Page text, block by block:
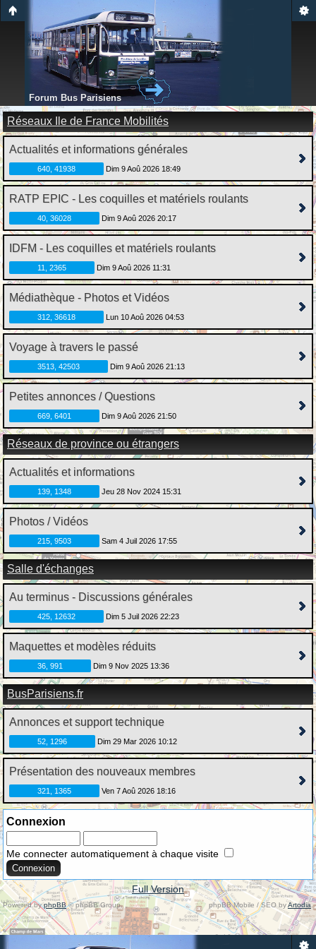
Forum Bus Parisiens
Réseaux Ile de France Mobilités
Actualités et informations générales
640, 41938 Dim 9 Aoû 2026 18:49
RATP EPIC - Les coquilles et matériels roulants
40, 36028 Dim 9 Aoû 2026 20:17
IDFM - Les coquilles et matériels roulants
11, 2365 Dim 9 Aoû 2026 11:31
Médiathèque - Photos et Vidéos
312, 36618 Lun 10 Aoû 2026 04:53
Voyage à travers le passé
3513, 42503 Dim 9 Aoû 2026 21:13
Petites annonces / Questions
669, 6401 Dim 9 Aoû 2026 21:50
Réseaux de province ou étrangers
Actualités et informations
139, 1348 Jeu 28 Nov 2024 15:31
Photos / Vidéos
215, 9503 Sam 4 Juil 2026 17:55
Salle d'échanges
Au terminus - Discussions générales
425, 12632 Dim 5 Juil 2026 22:23
Maquettes et modèles réduits
36, 991 Dim 9 Nov 2025 13:36
BusParisiens.fr
Annonces et support technique
52, 1296 Dim 29 Mar 2026 10:12
Présentation des nouveaux membres
321, 1365 Ven 7 Aoû 2026 18:16
Connexion
Me connecter automatiquement à chaque visite
Full Version
Powered byphpBB© phpBB Group. phpBB Mobile / SEO byArtodia .